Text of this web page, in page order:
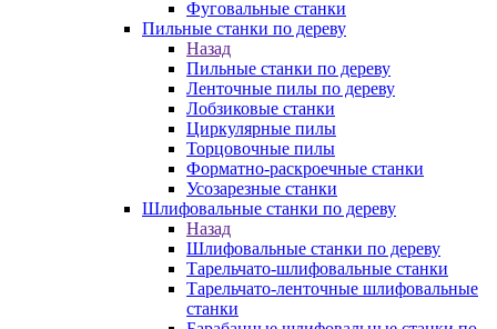
Фуговальные станки
Пильные станки по дереву
Назад
Пильные станки по дереву
Ленточные пилы по дереву
Лобзиковые станки
Циркулярные пилы
Торцовочные пилы
Форматно-раскроечные станки
Усозарезные станки
Шлифовальные станки по дереву
Назад
Шлифовальные станки по дереву
Тарельчато-шлифовальные станки
Тарельчато-ленточные шлифовальные
станки